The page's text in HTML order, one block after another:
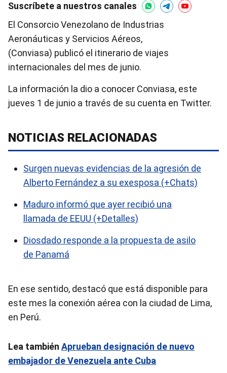
Suscríbete a nuestros canales
El Consorcio Venezolano de Industrias
Aeronáuticas y Servicios Aéreos,
(Conviasa) publicó el itinerario de viajes
internacionales del mes de junio.
La información la dio a conocer Conviasa, este
jueves 1 de junio a través de su cuenta en Twitter.
NOTICIAS RELACIONADAS
Surgen nuevas evidencias de la agresión de
Alberto Fernández a su exesposa (+Chats)
Maduro informó que ayer recibió una
llamada de EEUU (+Detalles)
Diosdado responde a la propuesta de asilo
de Panamá
En ese sentido, destacó que está disponible para
este mes la conexión aérea con la ciudad de Lima,
en Perú.
Lea también Aprueban designación de nuevo
embajador de Venezuela ante Cuba